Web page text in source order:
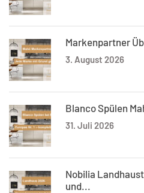
Markenpartner
3. August 2026
Blanco Spülen
31. Juli 2026
Nobilia
und...